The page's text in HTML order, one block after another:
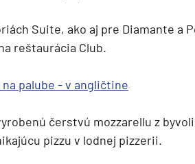
Suite, ako aj pre Diamante a
reštaurácia Club.
palube - v angličtine
čerstvú mozzarellu z
pizzu v lodnej pizzerii.